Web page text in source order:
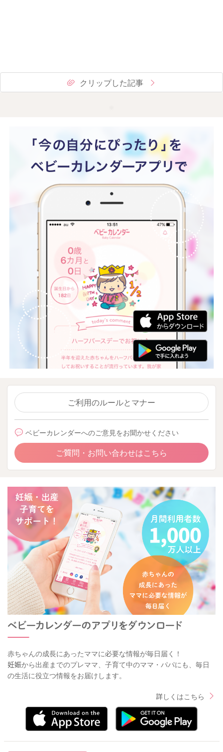
クリップした記事
ご利用のルールとマナー
ベビーカレンダーへのご意見をお聞かせください
ご質問・お問い合わせはこちら
赤ちゃんの成長にあったママに必要な情報が毎日届く！
妊娠から出産までのプレママ、子育て中のママ・パパにも、毎日
の生活に役立つ情報をお届けします。
詳しくはこちら